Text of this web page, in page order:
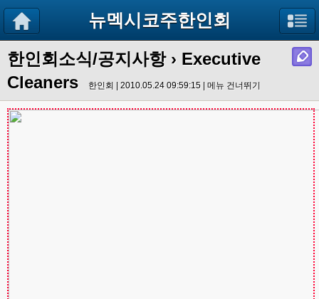
뉴멕시코주한인회
한인회소식/공지사항› Executive
Cleaners
한인회 | 2010.05.24 09:59:15 | 메뉴 건너뛰기